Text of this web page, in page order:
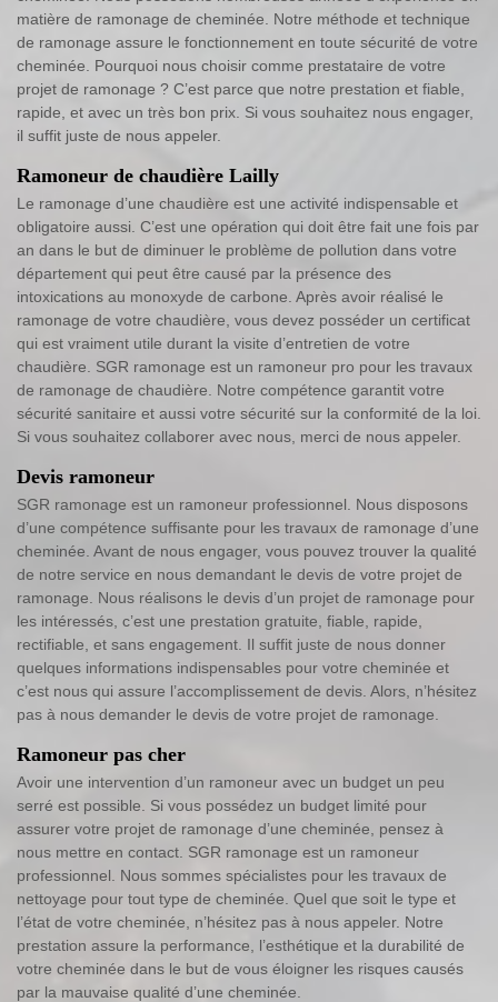
matière de ramonage de cheminée. Notre méthode et technique
de ramonage assure le fonctionnement en toute sécurité de votre
cheminée. Pourquoi nous choisir comme prestataire de votre
projet de ramonage ? C’est parce que notre prestation et fiable,
rapide, et avec un très bon prix. Si vous souhaitez nous engager,
il suffit juste de nous appeler.
Ramoneur de chaudière Lailly
Le ramonage d’une chaudière est une activité indispensable et
obligatoire aussi. C’est une opération qui doit être fait une fois par
an dans le but de diminuer le problème de pollution dans votre
département qui peut être causé par la présence des
intoxications au monoxyde de carbone. Après avoir réalisé le
ramonage de votre chaudière, vous devez posséder un certificat
qui est vraiment utile durant la visite d’entretien de votre
chaudière. SGR ramonage est un ramoneur pro pour les travaux
de ramonage de chaudière. Notre compétence garantit votre
sécurité sanitaire et aussi votre sécurité sur la conformité de la loi.
Si vous souhaitez collaborer avec nous, merci de nous appeler.
Devis ramoneur
SGR ramonage est un ramoneur professionnel. Nous disposons
d’une compétence suffisante pour les travaux de ramonage d’une
cheminée. Avant de nous engager, vous pouvez trouver la qualité
de notre service en nous demandant le devis de votre projet de
ramonage. Nous réalisons le devis d’un projet de ramonage pour
les intéressés, c’est une prestation gratuite, fiable, rapide,
rectifiable, et sans engagement. Il suffit juste de nous donner
quelques informations indispensables pour votre cheminée et
c’est nous qui assure l’accomplissement de devis. Alors, n’hésitez
pas à nous demander le devis de votre projet de ramonage.
Ramoneur pas cher
Avoir une intervention d’un ramoneur avec un budget un peu
serré est possible. Si vous possédez un budget limité pour
assurer votre projet de ramonage d’une cheminée, pensez à
nous mettre en contact. SGR ramonage est un ramoneur
professionnel. Nous sommes spécialistes pour les travaux de
nettoyage pour tout type de cheminée. Quel que soit le type et
l’état de votre cheminée, n’hésitez pas à nous appeler. Notre
prestation assure la performance, l’esthétique et la durabilité de
votre cheminée dans le but de vous éloigner les risques causés
par la mauvaise qualité d’une cheminée.